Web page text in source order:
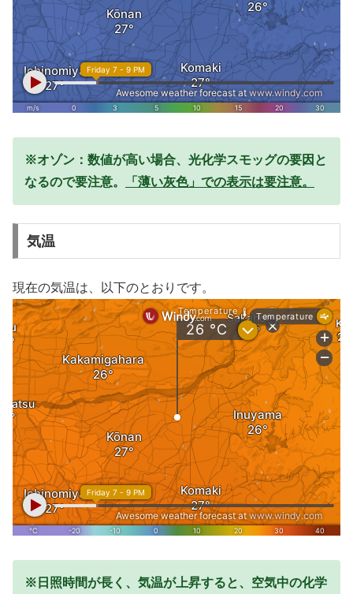
※オゾン：数値が高い場合、光化学スモッグの要因と
なるので要注意。
「薄い灰色」での表示は要注意。
気温
現在の気温は、以下のとおりです。
※日照時間が長く、気温が上昇すると、空気中の化学